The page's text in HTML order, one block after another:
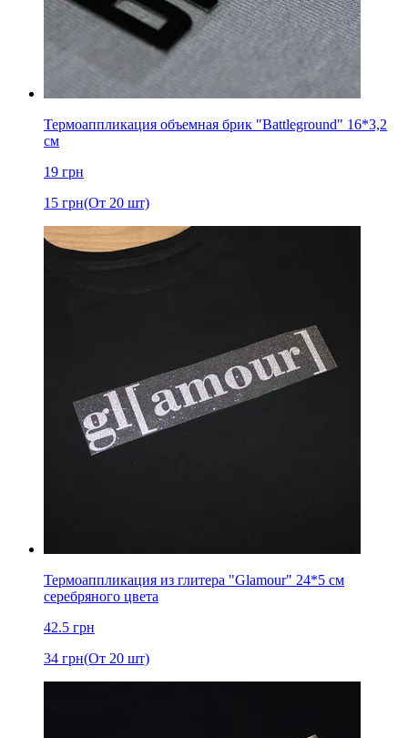
Термоаппликация объемная брик "Battleground" 16*3,2
см
19 грн
15 грн(От 20 шт)
Термоаппликация из глитера "Glamour" 24*5 см
серебряного цвета
42.5 грн
34 грн(От 20 шт)